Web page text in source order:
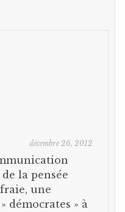
décembre 26, 2012
la pensée
une
démocrates » à